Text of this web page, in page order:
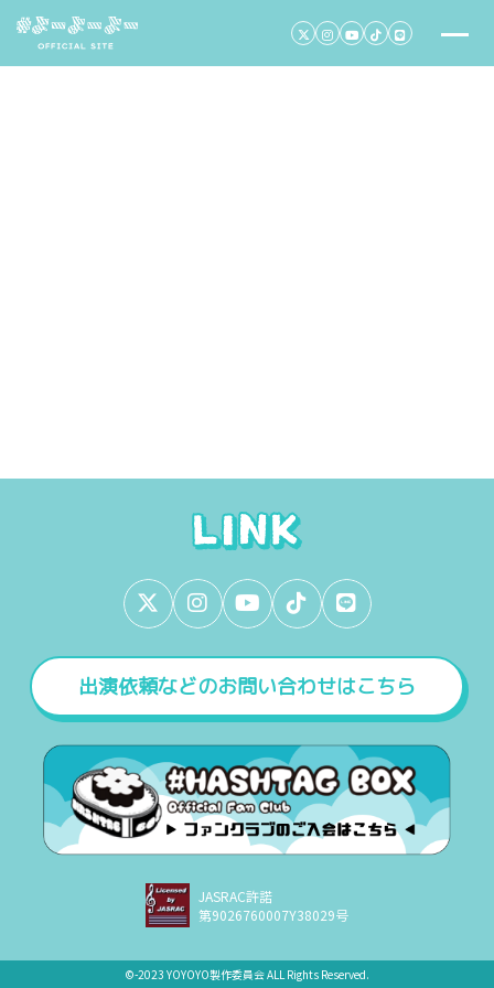
出演依頼などのお問い合わせはこちら
JASRAC許諾
第9026760007Y38029号
©︎-2023 YOYOYO製作委員会 ALL Rights Reserved.